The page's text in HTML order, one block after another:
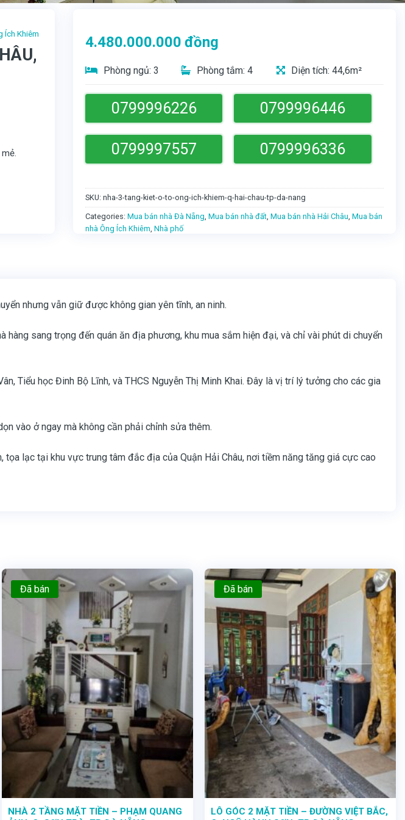
Ích Khiêm 4.480.000.000 đồng
Phòng ngủ: 3 Phòng tắm: 4 Diện tích: 44,6m²
0799996226 0799996446
0799997557 0799996336
SKU: nha-3-tang-kiet-o-to-ong-ich-khiem-q-hai-chau-tp-da-nang
Categories: Mua bán nhà Đà Nẵng, Mua bán nhà đất, Mua bán nhà Hải Châu, Mua bán
nhà Ông Ích Khiêm, Nhà phố
nhưng vẫn giữ được không gian yên tĩnh, an ninh.
sang trọng đến quán ăn địa phương, khu mua sắm hiện đại, và chỉ vài phút di chuyển
Tiểu học Đinh Bộ Lĩnh, và THCS Nguyễn Thị Minh Khai. Đây là vị trí lý tưởng cho các gia
vào ở ngay mà không cần phải chỉnh sửa thêm.
lạc tại khu vực trung tâm đắc địa của Quận Hải Châu, nơi tiềm năng tăng giá cực cao
Đã bán
NHÀ 2 TẦNG MẶT TIỀN – PHẠM QUANG
Đã bán
LÔ GÓC 2 MẶT TIỀN – ĐƯỜNG VIỆT BẮC,